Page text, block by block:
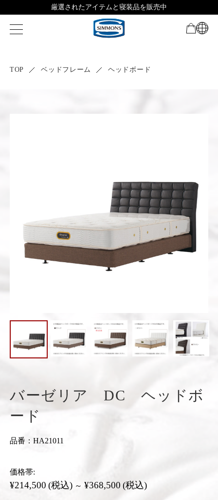
厳選されたアイテムと寝装品を販売中
TOP ベッドフレーム ヘッドボード
バーゼリア DC ヘッドボ
ード
品番：HA21011
価格帯:
¥214,500 (税込) ～ ¥368,500 (税込)